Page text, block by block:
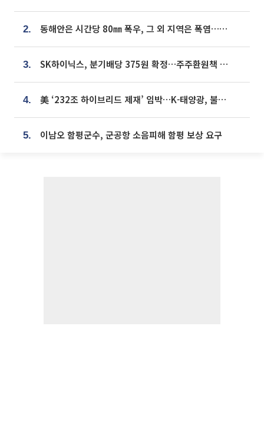
2. 동해안은 시간당 80㎜ 폭우, 그 외 지역은 폭염…‘극과 극 날씨’
3. SK하이닉스, 분기배당 375원 확정…주주환원책 9월로 앞당겨 발표
4. 美 ‘232조 하이브리드 제재’ 임박…K-태양광, 불확실성 털고 날개 다나
5. 이남오 함평군수, 군공항 소음피해 함평 보상 요구